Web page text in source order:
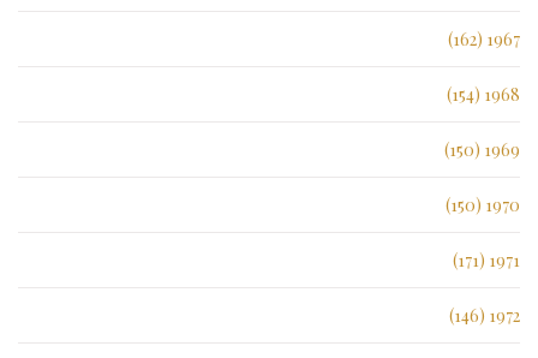
1967 (162)
1968 (154)
1969 (150)
1970 (150)
1971 (171)
1972 (146)